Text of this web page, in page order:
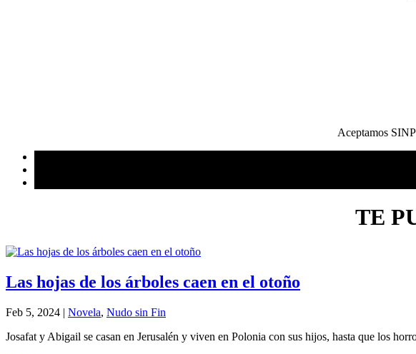
Aceptamos
TE
Las hojas de los árboles caen en el otoño
Feb 5, 2024 | Novela, Nudo sin Fin
Josafat y Abigail se casan en Jerusalén y viven en Polonia con sus hijos, hasta que los